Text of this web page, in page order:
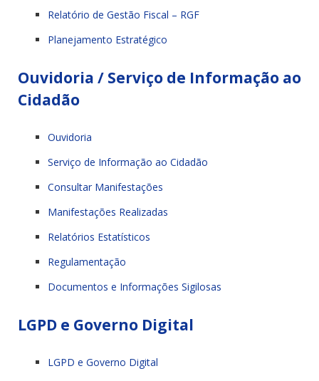
Relatório de Gestão Fiscal – RGF
Planejamento Estratégico
Ouvidoria / Serviço de Informação ao
Cidadão
Ouvidoria
Serviço de Informação ao Cidadão
Consultar Manifestações
Manifestações Realizadas
Relatórios Estatísticos
Regulamentação
Documentos e Informações Sigilosas
LGPD e Governo Digital
LGPD e Governo Digital